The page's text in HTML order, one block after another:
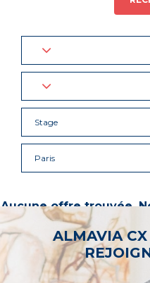
Stage
Paris
Aucune offre trouvée.
d’autres mots-clés ou
ALMAVIA